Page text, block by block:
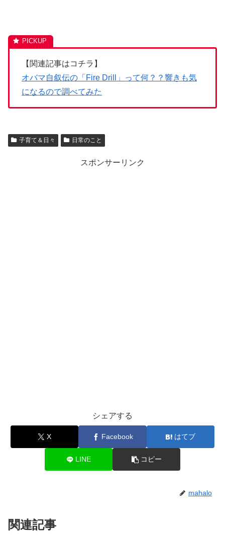
【関連記事はコチラ】
オバマ自叙伝の「Fire Drill」って何？？響きも気
になるので調べてみた
子育て＆日々 日常のこと
スポンサーリンク
シェアする
X Facebook はてブ
LINE コピー
mahalo
関連記事